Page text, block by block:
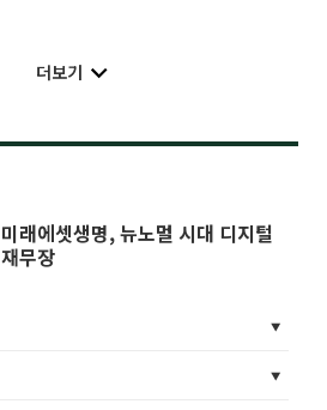
더보기
미래에셋생명, 뉴노멀 시대 디지털
재무장